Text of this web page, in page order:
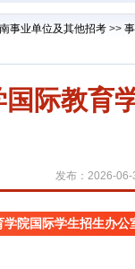
事业单位及其他招考 >>
际教育
发布：2026-06-
学院国际学生招生办